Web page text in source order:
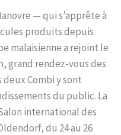
— qui s’apprête à
produits depuis
malaisienne a rejoint le
grand rendez-vous des
deux Combi y sont
du public. La
international des
du 24 au 26